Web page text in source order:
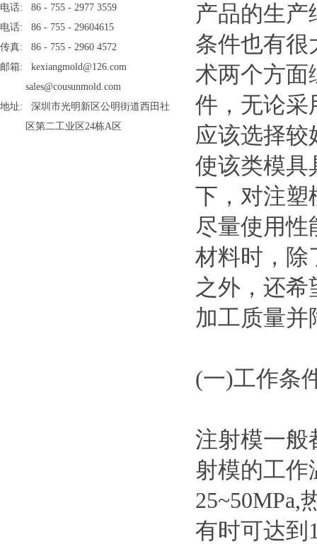
电话: 86 - 755 - 2977 3559
电话: 86 - 755 - 29604615
传真: 86 - 755 - 2960 4572
邮箱: kexiangmold@126.com
sales@cousunmold.com
地址: 深圳市光明新区公明街道西田社
区第二工业区24栋A区
产品的生产
条件也有很
术两个方面
件，无论采
应该选择较
使该类模具
下，对注塑
尽量使用性
材料时，除
之外，还
加工质量并
(一)工作条
注射模一般
射模的工
有时可达到